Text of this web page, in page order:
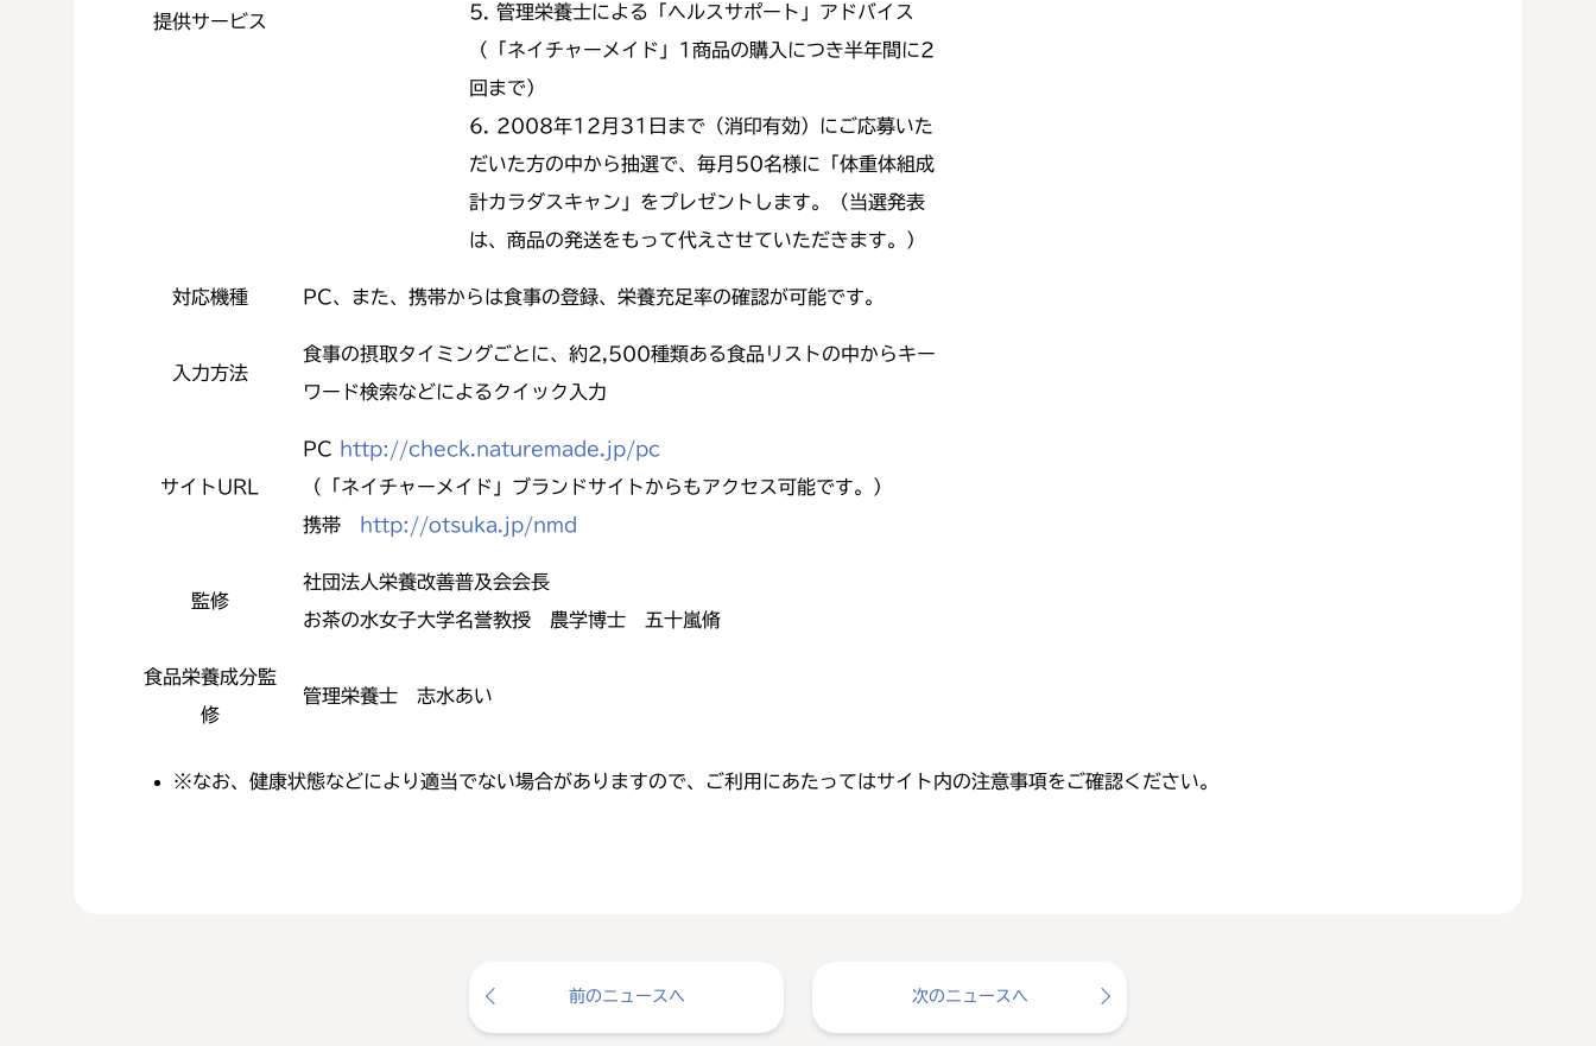
提供サービス
5. 管理栄養士による「ヘルスサポート」アドバイス
（「ネイチャーメイド」1商品の購入につき半年間に2
回まで）
6. 2008年12月31日まで（消印有効）にご応募いた
だいた方の中から抽選で、毎月50名様に「体重体組成
計カラダスキャン」をプレゼントします。（当選発表
は、商品の発送をもって代えさせていただきます。）
対応機種 PC、また、携帯からは食事の登録、栄養充足率の確認が可能です。
入力方法
食事の摂取タイミングごとに、約2,500種類ある食品リストの中からキー
ワード検索などによるクイック入力
サイトURL
PC
http://check.naturemade.jp/pc
（「ネイチャーメイド」ブランドサイトからもアクセス可能です。）
携帯
http://otsuka.jp/nmd
監修
社団法人栄養改善普及会会長
お茶の水女子大学名誉教授 農学博士 五十嵐脩
食品栄養成分監
修
管理栄養士 志水あい
※なお、健康状態などにより適当でない場合がありますので、ご利用にあたってはサイト内の注意事項をご確認ください。
前のニュースへ 次のニュースへ